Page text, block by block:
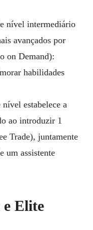
nível intermediário
avançados por
on Demand):
habilidades
nível estabelece a
ao introduzir 1
Trade), juntamente
um assistente
e Elite